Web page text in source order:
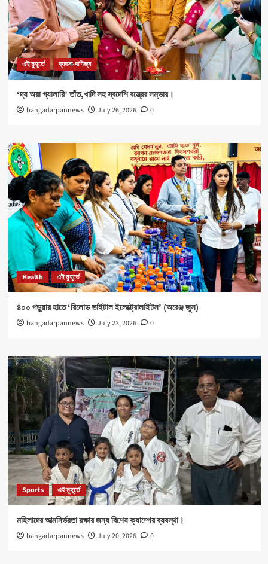
এই মুহূর্তে ব্যবসা-বাণিজ্য
‘দ্য অরা গ্যালারি’ তাঁত,খাদি সহ স্বদেশি বস্ত্রের সম্ভার।
bangadarpannews July 26, 2026 0
Health এই মুহূর্তে
৪০০ পড়ুয়ার হাতে ‘রিলোড ভাইটাল ইলেক্ট্রোলাইটস’ (অরেঞ্জ জুস)
bangadarpannews July 23, 2026 0
Sports এই মুহূর্তে
মহিলাদের আত্মনির্ভরতা রক্ষার জন্য বিশেষ ক্যাম্পের ব্যবস্থা।
bangadarpannews July 20, 2026 0